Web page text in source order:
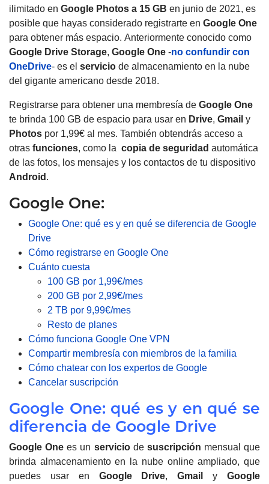
ilimitado en Google Photos a 15 GB en junio de 2021, es
posible que hayas considerado registrarte en Google One
para obtener más espacio. Anteriormente conocido como
Google Drive Storage, Google One -no confundir con
OneDrive- es el servicio de almacenamiento en la nube
del gigante americano desde 2018.
Registrarse para obtener una membresía de Google One
te brinda 100 GB de espacio para usar en Drive, Gmail y
Photos por 1,99€ al mes. También obtendrás acceso a
otras funciones, como la copia de seguridad automática
de las fotos, los mensajes y los contactos de tu dispositivo
Android .
Google One:
Google One: qué es y en qué se diferencia de Google
Drive
Cómo registrarse en Google One
Cuánto cuesta
100 GB por 1,99€/mes
200 GB por 2,99€/mes
2 TB por 9,99€/mes
Resto de planes
Cómo funciona Google One VPN
Compartir membresía con miembros de la familia
Cómo chatear con los expertos de Google
Cancelar suscripción
Google One: qué es y en qué se
diferencia de Google Drive
Google One es un serviciode suscripción mensual que
brinda almacenamiento en la nube online ampliado, que
puedes usar en Google Drive,Gmail yGoogle